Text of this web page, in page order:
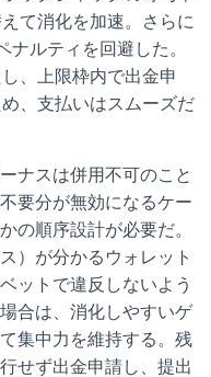
て消化を加速。さらに
ルティを回避した。
、上限枠内で出金申
、支払いはスムーズだ
ナスは併用不可のこと
要分が無効になるケー
の順序設計が必要だ。
）が分かるウォレット
ットで違反しないよう
合は、消化しやすいゲ
集中力を維持する。残
せず出金申請し、提出